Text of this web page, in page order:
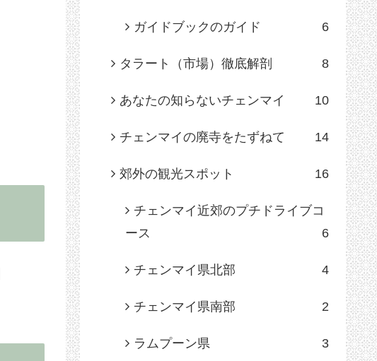
ガイドブックのガイド 6
タラート（市場）徹底解剖 8
あなたの知らないチェンマイ 10
チェンマイの廃寺をたずねて 14
郊外の観光スポット 16
チェンマイ近郊のプチドライブコ
ース
6
チェンマイ県北部 4
チェンマイ県南部 2
ラムプーン県 3